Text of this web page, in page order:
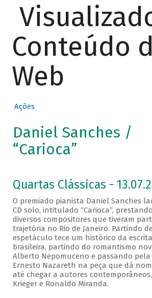
Conteúdo
Web
Ações
Daniel Sanches /
“Carioca”
Quartas Clássicas -
O premiado pianista Daniel Sanches
CD solo, intitulado “Carioca”,
diversos compositores que tiveram
trajetória no Rio de Janeiro. Partindo
espetáculo tece um histórico da
brasileira, partindo do romantismo
Alberto Nepomuceno e passando pela
Ernesto Nazareth na peça que dá
até chegar a autores
Krieger e Ronaldo Miranda.